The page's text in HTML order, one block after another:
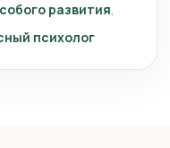
развития
психолог